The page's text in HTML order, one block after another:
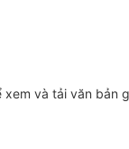
xem và tải văn bản